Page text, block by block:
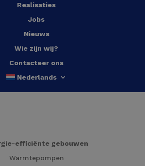
Realisaties
Jobs
Nieuws
Wie zijn wij?
Contacteer ons
Nederlands
efficiënte gebouwen
Warmtepompen